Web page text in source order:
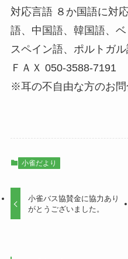
対応言語 ８か国語に対
語、中国語、韓国語、ベ
スペイン語、ポルトガル
ＦＡＸ 050-3588-7191
※耳の不自由な方のお問
小雀だより
小雀バス協賛金に協力あり
がとうございました。